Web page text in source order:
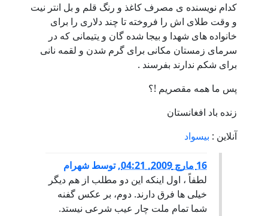
کدام نویسنده ی مصرف کاغذ و رنگ قلم و بل انتر نیت
و وقت طلای اش را فروخته تا چند دلاری را برای
خانواده های شهدا و بیجا شده گان و یتیمانی که در
سرمای زمستان مکانی برای گرم شدن و لقمه نانی
برای شکم ندارند بفرسند .
پس ما همه مقصریم !؟
زنده باد افغانستان
آنلاین : بیسواد
16 مارچ 2009, 04:21 ,توسط شهرام
لطفاً ، اول اینکه این دو مطلب از هم دیگر
خیلی ها فرق دارند. دوم، بر عکس گفنه
شما تمام ملت چار عیب شرعی نیستد.